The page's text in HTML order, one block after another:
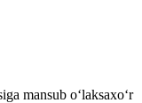
mansub oʻlaksaxoʻr